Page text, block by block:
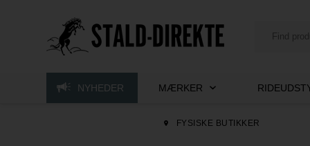
NYHEDER MÆRKER
FYSISKE BUTIKKER